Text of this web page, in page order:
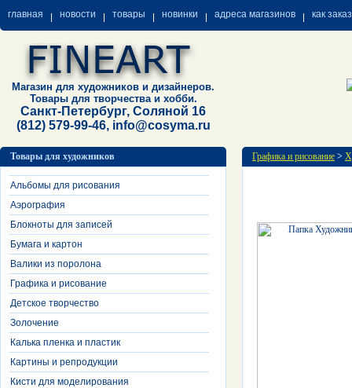
главная новости товары новинки адреса магазинов как
Магазин для художников и дизайнеров.
Товары для творчества и хобби.
Санкт-Петербург, Соляной 16
(812) 579-99-46, info@cosyma.ru
Товары для художников
Альбомы для рисования
Аэрография
Блокноты для записей
Бумага и картон
Валики из поролона
Графика и рисование
Детское творчество
Золочение
Калька пленка и пластик
Картины и репродукции
Кисти для моделирования
Графика и рисование >